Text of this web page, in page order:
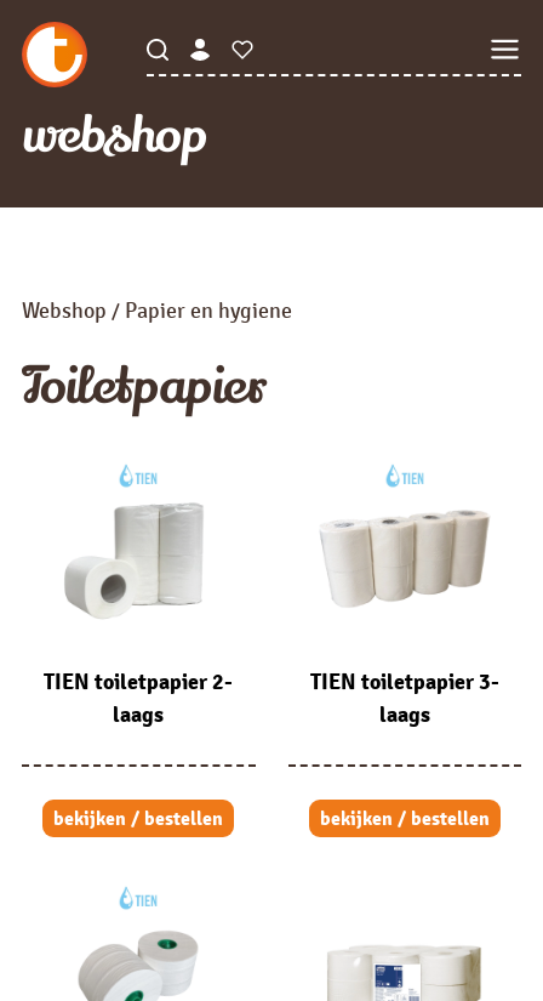
webshop
Webshop / Papier en hygiene
Toiletpapier
TIEN toiletpapier 2-
laags
bekijken / bestellen
TIEN toiletpapier 3-
laags
bekijken / bestellen